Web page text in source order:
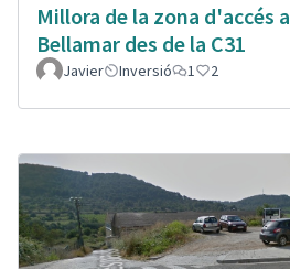
Millora de la zona d'accés a
Bellamar des de la C31
Javier Inversió 1 2